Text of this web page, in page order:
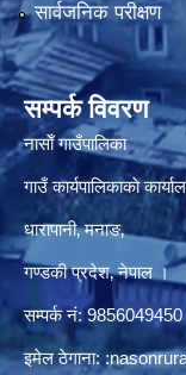
सार्वजनिक परीक्षण
सम्पर्क विवरण
नासाेँ गाउँपालिका
गाउँ कार्यपालिकाकाे
धारापानी‚ मनाङ‚
गण्डकी प्रदेश‚ नेपाल ।
सम्पर्क न‌ं‍: 9856049450
इमेल ठेगाना: